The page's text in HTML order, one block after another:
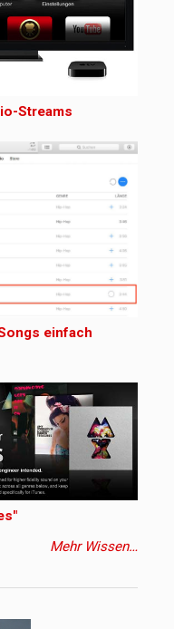
Streams
einfach
Mehr Wissen…